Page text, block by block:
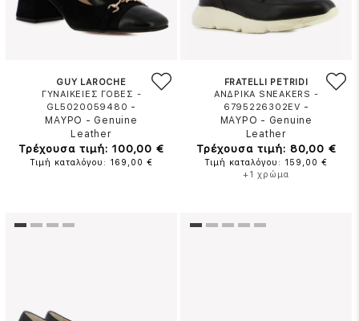
GUY LAROCHE
ΓΥΝΑΙΚΕΙΕΣ ΓΟΒΕΣ -
GL5020059480 -
ΜΑΥΡΟ - Genuine
Leather
Τρέχουσα τιμή: 100,00 €
Τιμή καταλόγου: 169,00 €
FRATELLI PETRIDI
ΑΝΔΡΙΚΑ SNEAKERS -
6795226302EV -
ΜΑΥΡΟ - Genuine
Leather
Τρέχουσα τιμή: 80,00 €
Τιμή καταλόγου: 159,00 €
+1 χρώμα